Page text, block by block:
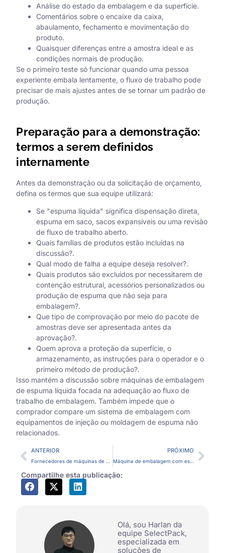
Análise do estado da embalagem e da superfície.
Comentários sobre o encaixe da caixa,
abaulamento, fechamento e movimentação do
produto.
Quaisquer diferenças entre a amostra ideal e as
condições normais de produção.
Se o primeiro teste só funcionar quando uma pessoa
experiente embala lentamente, o fluxo de trabalho pode
precisar de mais ajustes antes de se tornar um padrão de
produção.
Preparação para a demonstração:
termos a serem definidos
internamente
Antes da demonstração ou da solicitação de orçamento,
defina os termos que sua equipe utilizará:
Se "espuma líquida" significa dispensação direta,
espuma em saco, sacos expansíveis ou uma revisão
de fluxo de trabalho aberto.
Quais famílias de produtos estão incluídas na
discussão?.
Qual modo de falha a equipe deseja resolver?.
Quais produtos são excluídos por necessitarem de
contenção estrutural, acessórios personalizados ou
produção de espuma que não seja para
embalagem?.
Que tipo de comprovação por meio do pacote de
amostras deve ser apresentada antes da
aprovação?.
Quem aprova a proteção da superfície, o
armazenamento, as instruções para o operador e o
primeiro método de produção?.
Isso mantém a discussão sobre máquinas de embalagem
de espuma líquida focada na adequação ao fluxo de
trabalho de embalagem. Também impede que o
comprador compare um sistema de embalagem com
equipamentos de injeção ou moldagem de espuma não
relacionados.
ANTERIOR
Fornecedores de máquinas de embalagem de espuma: o que os compradores devem verificar antes de solicitar um orçamento.
PRÓXIMO
Máquina de embalagem com espuma de poliuretano expandido ou sistema de espuma moldada no local: o que os compradores geralmente querem dizer.
Compartilhe esta publicação:
Olá, sou Harlan da
equipe SelectPack,
especializada em
soluções de